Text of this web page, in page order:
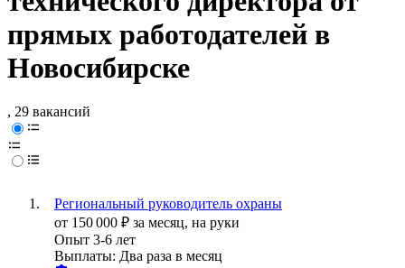
прямых работодателей в
Новосибирске
, 29 вакансий
Региональный руководитель охраны
от 150 000 ₽ за месяц, на руки
Опыт 3-6 лет
Выплаты: Два раза в месяц